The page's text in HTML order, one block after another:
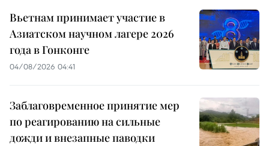
Вьетнам принимает участие в
Азиатском научном лагере 2026
года в Гонконге
04/08/2026 04:41
Заблаговременное принятие мер
по реагированию на сильные
дожди и внезапные паводки